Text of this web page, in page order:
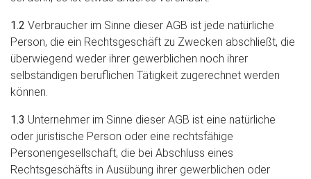
1.2 Verbraucher im Sinne dieser AGB ist jede natürliche
Person, die ein Rechtsgeschäft zu Zwecken abschließt, die
überwiegend weder ihrer gewerblichen noch ihrer
selbständigen beruflichen Tätigkeit zugerechnet werden
können.
1.3 Unternehmer im Sinne dieser AGB ist eine natürliche
oder juristische Person oder eine rechtsfähige
Personengesellschaft, die bei Abschluss eines
Rechtsgeschäfts in Ausübung ihrer gewerblichen oder